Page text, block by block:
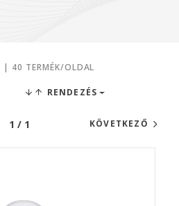
| 40 TERMÉK/OLDAL
RENDEZÉS
1 / 1 KÖVETKEZŐ